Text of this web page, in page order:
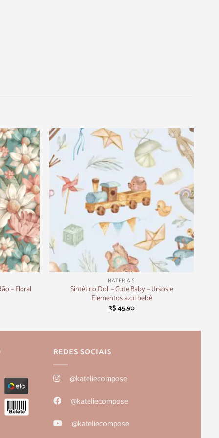
– Floral
+
MATERIAIS
Sintético Doll – Cute Baby – Ursos e
Elementos azul bebê
R$45,90
REDES SOCIAIS
@kateliecompose
@kateliecompose
@kateliecompose